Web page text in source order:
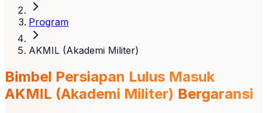
Program
AKMIL (Akademi Militer)
Bimbel Persiapan Lulus Masuk
AKMIL (Akademi Militer) Bergaransi